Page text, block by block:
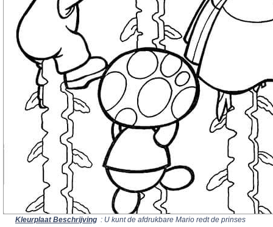
Kleurplaat Beschrijving : U kunt de afdrukbare Mario redt de prinses